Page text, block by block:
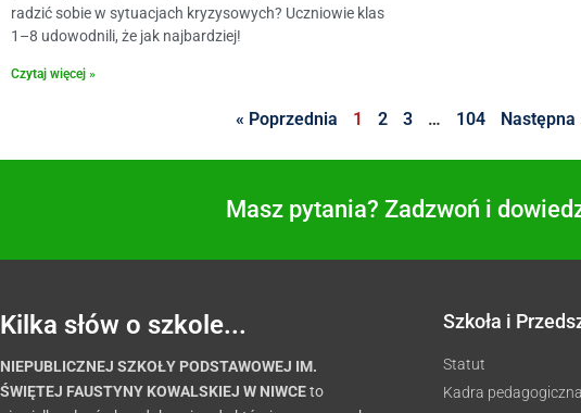
radzić sobie w sytuacjach kryzysowych? Uczniowie klas
1–8 udowodnili, że jak najbardziej!
Czytaj więcej »
« Poprzednia 1 2 3 … 104 Następna
Masz pytania? Zadzwoń i
Kilka słów o szkole...
NIEPUBLICZNEJ SZKOŁY PODSTAWOWEJ IM.
ŚWIĘTEJ FAUSTYNY KOWALSKIEJ W NIWCEto
Szkoła i
Statut
Kadra pedagogiczna